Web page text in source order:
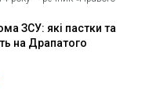
ЗСУ: які пастки та
на Драпатого